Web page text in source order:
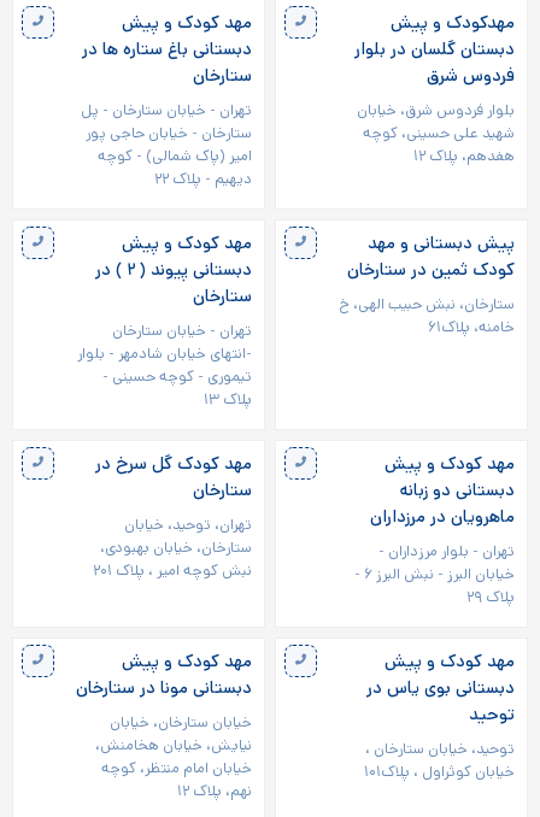
مهدکودک و پیش
دبستان گلسان در بلوار
فردوس شرق
بلوار فردوس شرق، خیابان
شهید علی حسینی، کوچه
هفدهم، پلاک ۱۲
مهد کودک و پیش
دبستانی باغ ستاره ها در
ستارخان
تهران - خیابان ستارخان - پل
ستارخان - خیابان حاجی پور
امیر (پاک شمالی) - کوچه
دیهیم - پلاک ۲۲
پیش دبستانی و مهد
کودک ثمین در ستارخان
ستارخان، نبش حبیب الهی، خ
خامنه، پلاک۶۱
مهد کودک و پیش
دبستانی پیوند ( ۲ ) در
ستارخان
تهران - خیابان ستارخان
-انتهای خیابان شادمهر - بلوار
تیموری - کوچه حسينی -
پلاک ۱۳
مهد کودک و پیش
دبستانی دو زبانه
ماهرویان در مرزداران
تهران - بلوار مرزداران -
خیابان البرز - نبش البرز ۶ -
پلاک ۲۹
مهد کودک گل سرخ در
ستارخان
تهران، توحید، خیابان
ستارخان، خیابان بهبودی،
نبش کوچه امیر ، پلاک ۲۰۱
مهد کودک و پیش
دبستانی بوی یاس در
توحید
توحید، خیابان ستارخان ،
خیابان کوثراول ، پلاک۱۰۱
مهد کودک و پیش
دبستانی مونا در ستارخان
خیابان ستارخان، خیابان
نيایش، خیابان هخامنش،
خیابان امام منتظر، کوچه
نهم، پلاک ۱۲